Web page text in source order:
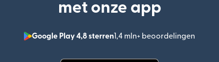
met onze app
Google Play 4,8 sterren1,4 mln+ beoordelingen